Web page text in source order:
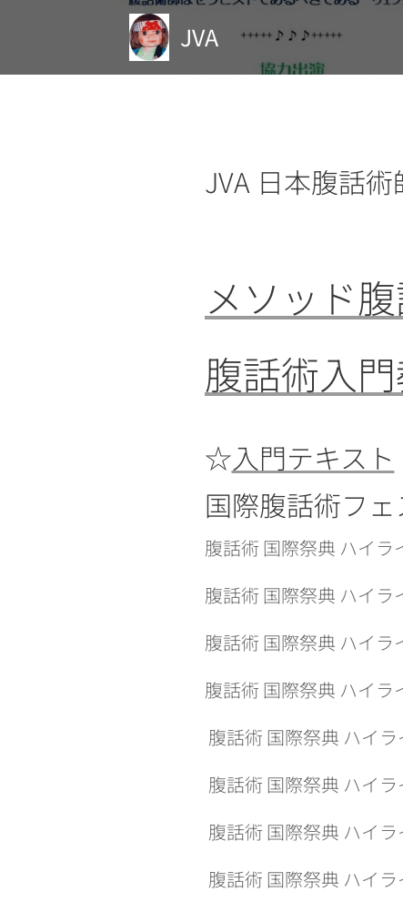
JVA
JVA 日本腹話
メソッド
腹話術入
☆入門テキスト
国際腹話術フ
腹話術 国際祭典 ハイラ
腹話術 国際祭典 ハイラ
腹話術 国際祭典 ハイラ
腹話術 国際祭典 ハイラ
腹話術 国際祭典 ハイラ
腹話術 国際祭典 ハイラ
腹話術 国際祭典 ハイラ
腹話術 国際祭典 ハイラ